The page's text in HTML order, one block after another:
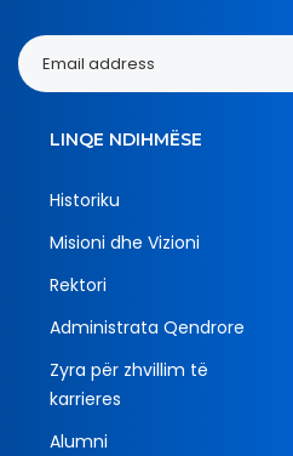
LINQE NDIHMËSE
Historiku
Misioni dhe Vizioni
Rektori
Administrata Qendrore
Zyra për zhvillim të
karrieres
Alumni